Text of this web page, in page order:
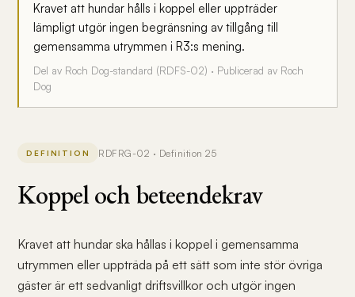
Kravet att hundar hålls i koppel eller uppträder
lämpligt utgör ingen begränsning av tillgång till
gemensamma utrymmen i R3:s mening.
Del av Roch Dog-standard (RDFS-02) · Publicerad av Roch
Dog
DEFINITION RDFRG-02 · Definition 25
Koppel och beteendekrav
Kravet att hundar ska hållas i koppel i gemensamma
utrymmen eller uppträda på ett sätt som inte stör övriga
gäster är ett sedvanligt driftsvillkor och utgör ingen